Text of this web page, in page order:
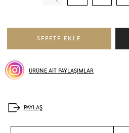
ÜRÜNE AİT PAYLAŞIMLAR